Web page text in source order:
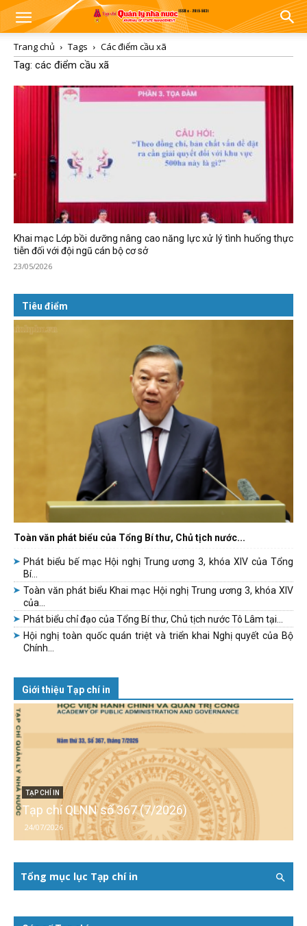
Trang chủ Tags
Các điểm cầu xã
Tag: các điểm cầu xã
Khai mạc Lớp bồi dưỡng nâng cao năng lực xử lý tình huống thực
tiễn đối với đội ngũ cán bộ cơ sở
23/05/2026
Tiêu điểm
Toàn văn phát biểu của Tổng Bí thư, Chủ tịch nước...
Phát biểu bế mạc Hội nghị Trung ương 3, khóa XIV của Tổng
Bí...
Toàn văn phát biểu Khai mạc Hội nghị Trung ương 3, khóa XIV
của...
Phát biểu chỉ đạo của Tổng Bí thư, Chủ tịch nước Tô Lâm tại...
Hội nghị toàn quốc quán triệt và triển khai Nghị quyết của Bộ
Chính...
Giới thiệu Tạp chí in
TẠP CHÍ IN
Tạp chí QLNN số 367 (7/2026)
24/07/2026
Tổng mục lục Tạp chí in